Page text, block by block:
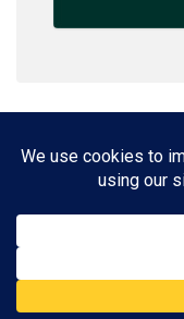
IMPRESSUM